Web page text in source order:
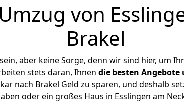
von
Brakel
aber keine Sorge, denn wir sind hier, um
stets daran, Ihnen die besten Angebote
nach Brakel Geld zu sparen, und deshalb
oder ein großes Haus in Esslingen am